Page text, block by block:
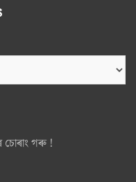
চোৰাং গৰু !